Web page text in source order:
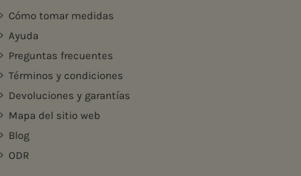
Cómo tomar medidas
Ayuda
Preguntas frecuentes
Términos y condiciones
Devoluciones y garantías
Mapa del sitio web
Blog
ODR